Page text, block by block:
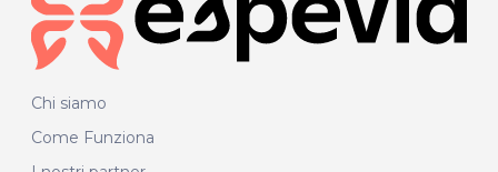
Chi siamo
Come Funziona